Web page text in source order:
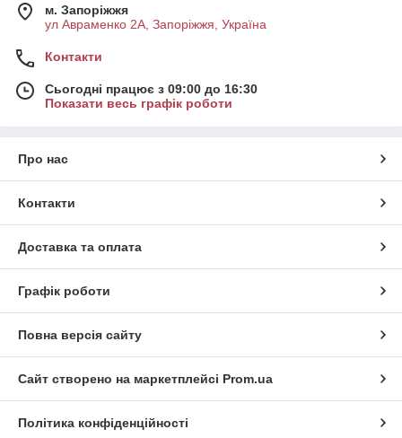
м. Запоріжжя
ул Авраменко 2А, Запоріжжя, Україна
Контакти
Сьогодні працює з 09:00 до 16:30
Показати весь графік роботи
Про нас
Контакти
Доставка та оплата
Графік роботи
Повна версія сайту
Сайт створено на маркетплейсі Prom.ua
Політика конфіденційності